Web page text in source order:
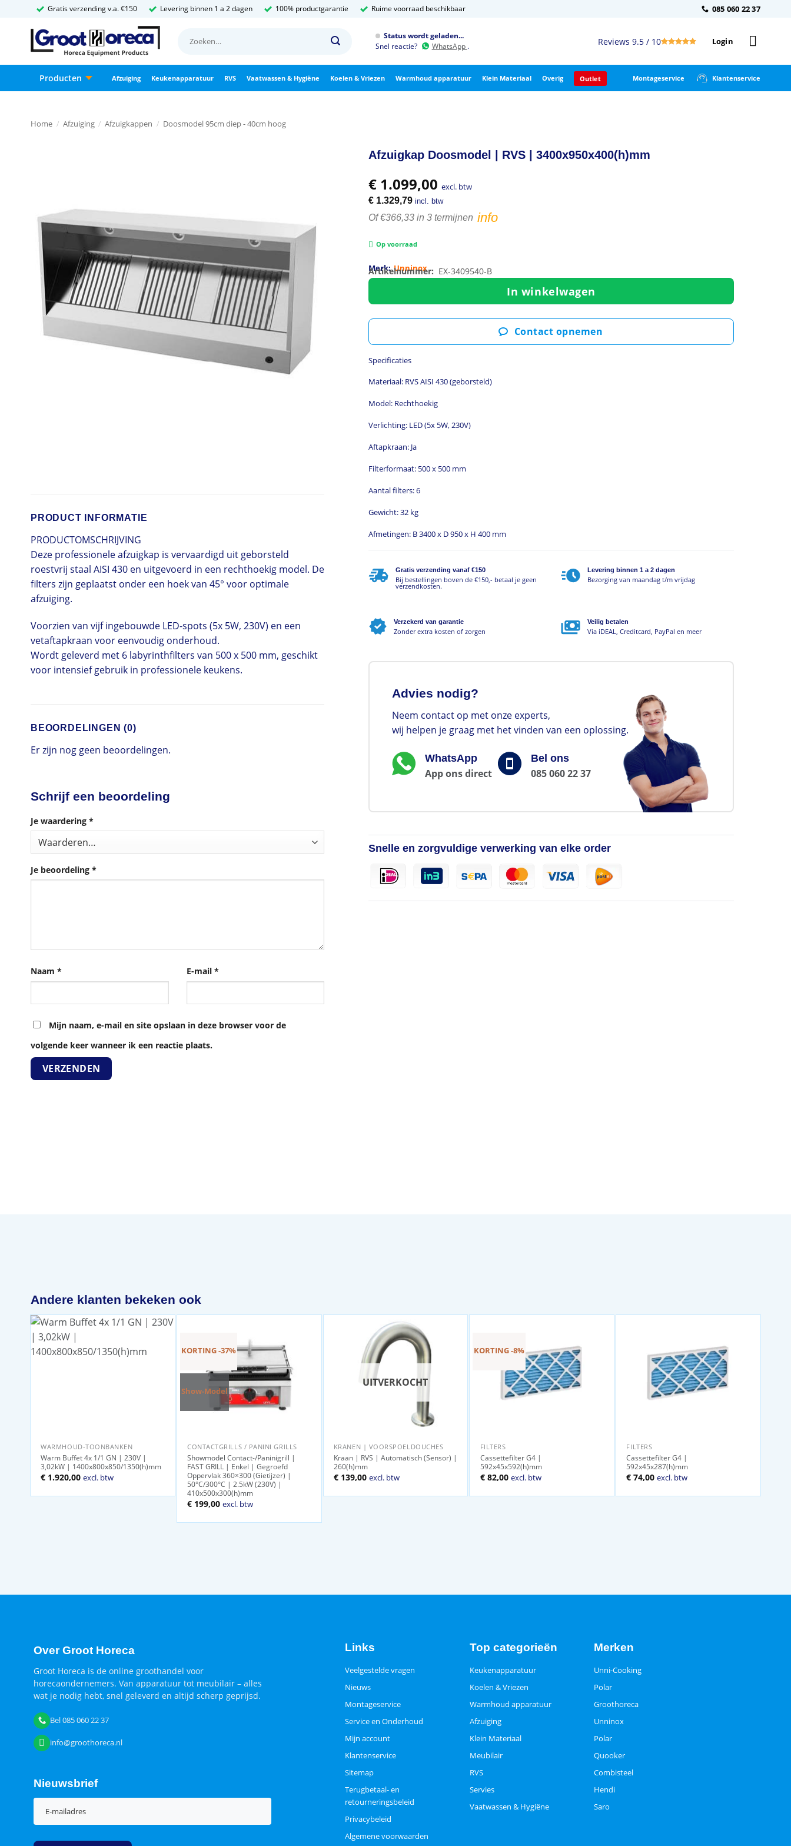
Gratis verzending v.a. €150 Levering binnen 1 a 2 dagen 100% productgarantie Ruime voorraad beschikbaar 085 060 22 37
naar:
Status wordt geladen...
Snel reactie?
WhatsApp . Reviews 9.5 / 10 Login
Producten Afzuiging Keukenapparatuur RVS Vaatwassen & Hygiëne Koelen & Vriezen Warmhoud apparatuur Klein Materiaal Overig Outlet Montageservice Klantenservice
Home / Afzuiging / Afzuigkappen / Doosmodel 95cm diep - 40cm hoog
PRODUCT INFORMATIE
PRODUCTOMSCHRIJVING
Deze professionele afzuigkap is vervaardigd uit geborsteld
roestvrij staal AISI 430 en uitgevoerd in een rechthoekig model. De
filters zijn geplaatst onder een hoek van 45° voor optimale
afzuiging.
Voorzien van vijf ingebouwde LED-spots (5x 5W, 230V) en een
vetaftapkraan voor eenvoudig onderhoud.
Wordt geleverd met 6 labyrinthfilters van 500 x 500 mm, geschikt
voor intensief gebruik in professionele keukens.
BEOORDELINGEN (0)
Er zijn nog geen beoordelingen.
Schrijf een beoordeling
Je waardering *
Je beoordeling *
Naam * E-mail *
Mijn naam, e-mail en site opslaan in deze browser voor de
volgende keer wanneer ik een reactie plaats.
Afzuigkap Doosmodel | RVS | 3400x950x400(h)mm
€ 1.099,00 excl. btw
€ 1.329,79 incl. btw
Of €366,33 in 3 termijnen info
Op voorraad
Merk: Unninox
Artikelnummer: EX-3409540-B
In winkelwagen
Contact opnemen
Specificaties
Materiaal: RVS AISI 430 (geborsteld)
Model: Rechthoekig
Verlichting: LED (5x 5W, 230V)
Aftapkraan: Ja
Filterformaat: 500 x 500 mm
Aantal filters: 6
Gewicht: 32 kg
Afmetingen: B 3400 x D 950 x H 400 mm
Gratis verzending vanaf €150
Bij bestellingen boven de €150,- betaal je geen
verzendkosten.
Levering binnen 1 a 2 dagen
Bezorging van maandag t/m vrijdag
Verzekerd van garantie
Zonder extra kosten of zorgen
Veilig betalen
Via iDEAL, Creditcard, PayPal en meer
Advies nodig?
Neem contact op met onze experts,
wij helpen je graag met het vinden van een oplossing.
WhatsApp
App ons direct
Bel ons
085 060 22 37
Snelle en zorgvuldige verwerking van elke order
Andere klanten bekeken ook
WARMHOUD-TOONBANKEN
Warm Buffet 4x 1/1 GN | 230V |
3,02kW | 1400x800x850/1350(h)mm
€ 1.920,00 excl. btw
KORTING -37%
Show-Model
CONTACTGRILLS / PANINI GRILLS
Showmodel Contact-/Paninigrill |
FAST GRILL | Enkel | Gegroefd
Oppervlak 360×300 (Gietijzer) |
50°C/300°C | 2.5kW (230V) |
410x500x300(h)mm
Oorspronkelijke
was:
€ 199,00Huidige
is:
excl. btw
UITVERKOCHT
KRANEN | VOORSPOELDOUCHES
Kraan | RVS | Automatisch (Sensor) |
260(h)mm
€139,00 excl. btw
KORTING -8%
FILTERS
Cassettefilter G4 |
592x45x592(h)mm
Oorspronkelijke
was:
€82,00Huidige
is:
excl. btw
FILTERS
Cassettefilter G4 |
592x45x287(h)mm
€ 74,00 excl. btw
Over Groot Horeca
Groot Horeca is de online groothandel voor
horecaondernemers. Van apparatuur tot meubilair – alles
wat je nodig hebt, snel geleverd en altijd scherp geprijsd.
Bel 085 060 22 37
info@groothoreca.nl
Nieuwsbrief
E-
mailadres(Vereist)
Links
Veelgestelde vragen
Nieuws
Montageservice
Service en Onderhoud
Mijn account
Klantenservice
Sitemap
Terugbetaal- en
retourneringsbeleid
Privacybeleid
Algemene voorwaarden
Top categorieën
Keukenapparatuur
Koelen & Vriezen
Warmhoud apparatuur
Afzuiging
Klein Materiaal
Meubilair
RVS
Servies
Vaatwassen & Hygiëne
Merken
Unni-Cooking
Polar
Groothoreca
Unninox
Polar
Quooker
Combisteel
Hendi
Saro